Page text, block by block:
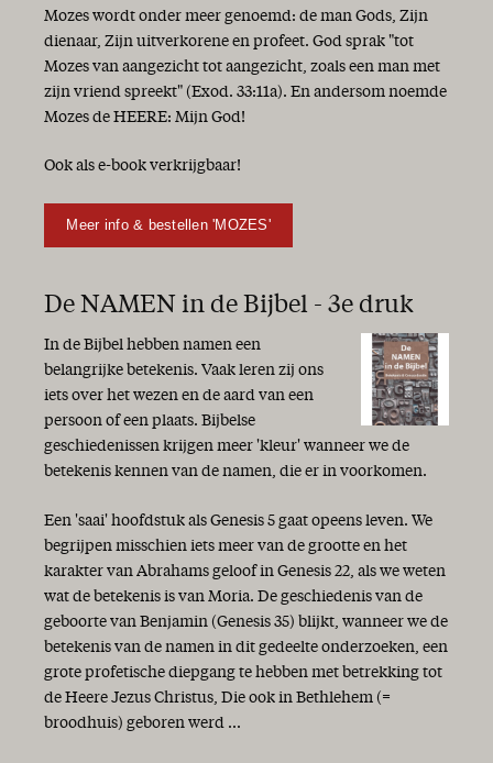
Mozes wordt onder meer genoemd: de man Gods, Zijn
dienaar, Zijn uitverkorene en profeet. God sprak "tot
Mozes van aangezicht tot aangezicht, zoals een man met
zijn vriend spreekt" (Exod. 33:11a). En andersom noemde
Mozes de HEERE: Mijn God!
Ook als e-book verkrijgbaar!
Meer info & bestellen 'MOZES'
De NAMEN in de Bijbel - 3e druk
In de Bijbel hebben namen een
belangrijke betekenis. Vaak leren zij ons
iets over het wezen en de aard van een
persoon of een plaats. Bijbelse
geschiedenissen krijgen meer 'kleur' wanneer we de
betekenis kennen van de namen, die er in voorkomen.
Een 'saai' hoofdstuk als Genesis 5 gaat opeens leven. We
begrijpen misschien iets meer van de grootte en het
karakter van Abrahams geloof in Genesis 22, als we weten
wat de betekenis is van Moria. De geschiedenis van de
geboorte van Benjamin (Genesis 35) blijkt, wanneer we de
betekenis van de namen in dit gedeelte onderzoeken, een
grote profetische diepgang te hebben met betrekking tot
de Heere Jezus Christus, Die ook in Bethlehem (=
broodhuis) geboren werd ...